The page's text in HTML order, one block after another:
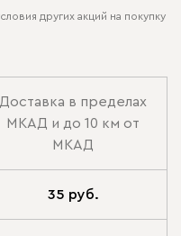
других акций на покупку
Доставка в пределах
МКАД и до 10 км от
МКАД
35 руб.